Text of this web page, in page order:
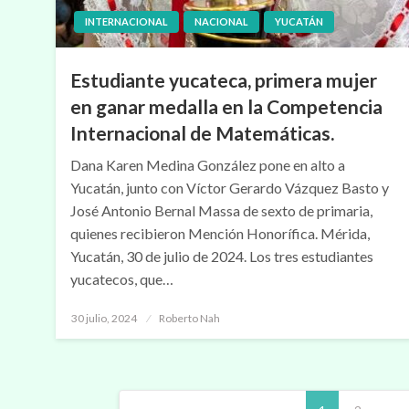
INTERNACIONAL NACIONAL YUCATÁN
Estudiante yucateca, primera mujer
en ganar medalla en la Competencia
Internacional de Matemáticas.
Dana Karen Medina González pone en alto a
Yucatán, junto con Víctor Gerardo Vázquez Basto y
José Antonio Bernal Massa de sexto de primaria,
quienes recibieron Mención Honorífica. Mérida,
Yucatán, 30 de julio de 2024. Los tres estudiantes
yucatecos, que…
Publicado
30 julio, 2024 Roberto Nah
Navegación